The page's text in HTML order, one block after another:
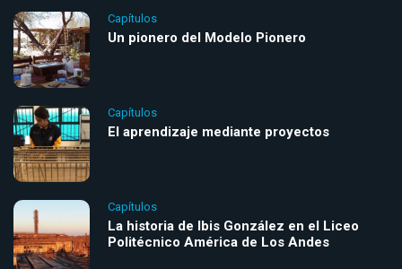
Capítulos
Un pionero del Modelo Pionero
Capítulos
El aprendizaje mediante proyectos
Capítulos
La historia de Ibis González en el Liceo
Politécnico América de Los Andes